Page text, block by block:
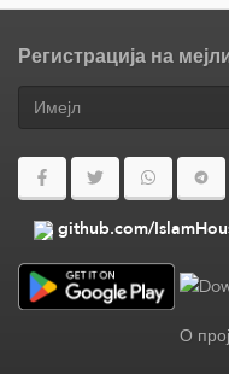
Регистрација на
github.com/
О